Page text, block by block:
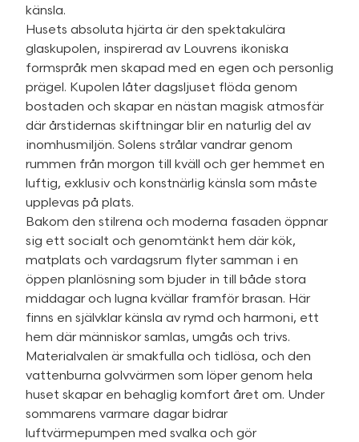
känsla.
Husets absoluta hjärta är den spektakulära
glaskupolen, inspirerad av Louvrens ikoniska
formspråk men skapad med en egen och personlig
prägel. Kupolen låter dagsljuset flöda genom
bostaden och skapar en nästan magisk atmosfär
där årstidernas skiftningar blir en naturlig del av
inomhusmiljön. Solens strålar vandrar genom
rummen från morgon till kväll och ger hemmet en
luftig, exklusiv och konstnärlig känsla som måste
upplevas på plats.
Bakom den stilrena och moderna fasaden öppnar
sig ett socialt och genomtänkt hem där kök,
matplats och vardagsrum flyter samman i en
öppen planlösning som bjuder in till både stora
middagar och lugna kvällar framför brasan. Här
finns en självklar känsla av rymd och harmoni, ett
hem där människor samlas, umgås och trivs.
Materialvalen är smakfulla och tidlösa, och den
vattenburna golvvärmen som löper genom hela
huset skapar en behaglig komfort året om. Under
sommarens varmare dagar bidrar
luftvärmepumpen med svalka och gör